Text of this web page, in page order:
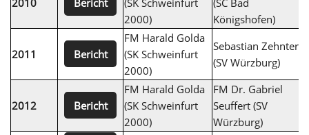
2010
(SK Schweinfurt
2000)
(SC Bad
Königshofen)
2011 Bericht
FM Harald Golda
(SK Schweinfurt
2000)
Sebastian Zehnter
(SV Würzburg)
2012 Bericht
FM Harald Golda
(SK Schweinfurt
2000)
FM Dr. Gabriel
Seuffert (SV
Würzburg)